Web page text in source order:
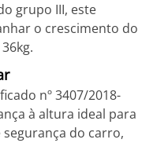
grupo III, este
o crescimento do
nº 3407/2018-
à altura ideal para
do carro,